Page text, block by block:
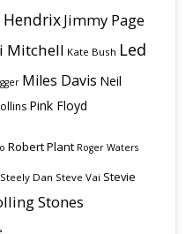
HendrixJimmy Page
Mitchell Kate Bush Led
Miles Davis Neil
Pink Floyd
Robert Plant Roger Waters
Steely Dan Steve Vai Stevie
Stones